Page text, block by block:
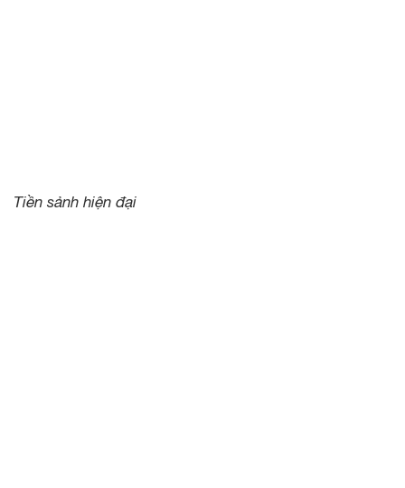
Tiền sảnh hiện đại